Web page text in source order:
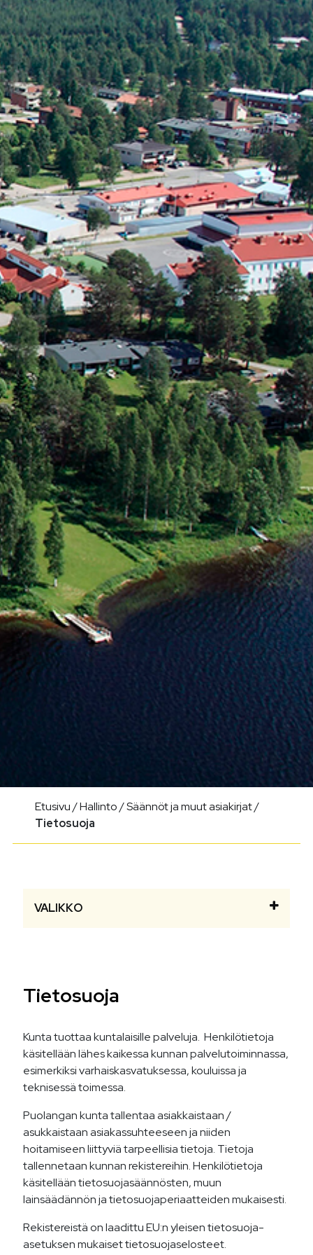
Etusivu/Hallinto/Säännöt ja muut asiakirjat/
Tietosuoja
VALIKKO
Tietosuoja
Kunta tuottaa kuntalaisille palveluja. Henkilötietoja
käsitellään lähes kaikessa kunnan palvelutoiminnassa,
esimerkiksi varhaiskasvatuksessa, kouluissa ja
teknisessä toimessa.
Puolangan kunta tallentaa asiakkaistaan /
asukkaistaan asiakassuhteeseen ja niiden
hoitamiseen liittyviä tarpeellisia tietoja. Tietoja
tallennetaan kunnan rekistereihin. Henkilötietoja
käsitellään tietosuojasäännösten, muun
lainsäädännön ja tietosuojaperiaatteiden mukaisesti.
Rekistereistä on laadittu EU:n yleisen tietosuoja-
asetuksen mukaiset tietosuojaselosteet.